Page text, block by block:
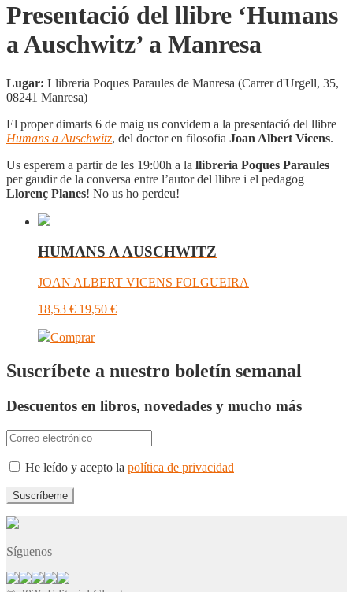
Presentació del llibre ‘Humans
a Auschwitz’ a Manresa
Lugar: Llibreria Poques Paraules de Manresa (Carrer d'Urgell, 35,
08241 Manresa)
El proper dimarts 6 de maig us convidem a la presentació del llibre
Humans a Auschwitz, del doctor en filosofia Joan Albert Vicens.
Us esperem a partir de les 19:00h a la llibreria Poques Paraules
per gaudir de la conversa entre l’autor del llibre i el pedagog
Llorenç Planes! No us ho perdeu!
HUMANS A AUSCHWITZ
JOAN ALBERT VICENS FOLGUEIRA
18,53 € 19,50 €
Comprar
Suscríbete a nuestro boletín semanal
Descuentos en libros, novedades y mucho más
He leído y acepto la política de privacidad
Síguenos